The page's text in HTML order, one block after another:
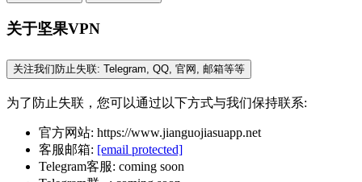
关于坚果VPN
关注我们防止失联: Telegram, QQ, 官网, 邮箱等等
为了防止失联，您可以通过以下方式与我们保持联系:
官方网站: https://www.jianguojiasuapp.net
客服邮箱: [email protected]
Telegram客服: coming soon